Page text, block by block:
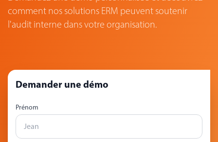
comment nos solutions ERM peuvent soutenir
l'audit interne dans votre organisation.
Demander une démo
Prénom